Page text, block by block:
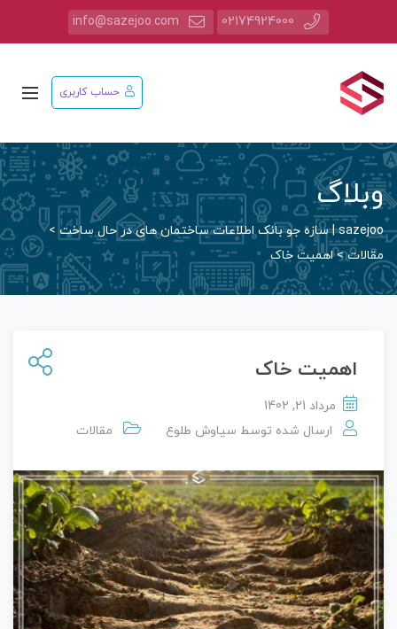
02174924000
info@sazejoo.com
حساب کاربری
وبلاگ
sazejoo | سازه جو بانک اطلاعات ساختمان های در حال ساخت
>
مقالات>اهمیت خاک
اهمیت خاک
مرداد 21, 1402
ارسال شده توسط سیاوش طلوع مقالات